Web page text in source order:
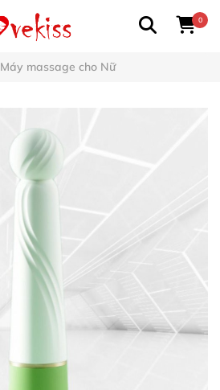
0
Máy massage cho Nữ